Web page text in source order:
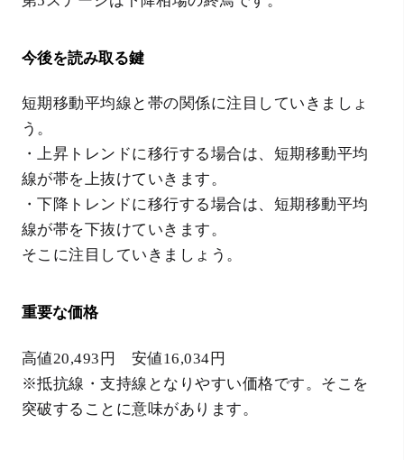
今後を読み取る鍵
短期移動平均線と帯の関係に注目していきましょ
う。
・上昇トレンドに移行する場合は、短期移動平均
線が帯を上抜けていきます。
・下降トレンドに移行する場合は、短期移動平均
線が帯を下抜けていきます。
そこに注目していきましょう。
重要な価格
高値20,493円 安値16,034円
※抵抗線・支持線となりやすい価格です。そこを
突破することに意味があります。